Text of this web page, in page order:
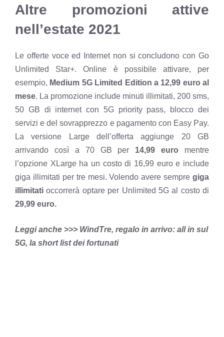
Altre promozioni attive
nell’estate 2021
Le offerte voce ed Internet non si concludono con Go
Unlimited Star+. Online è possibile attivare, per
esempio, Medium 5G Limited Edition a 12,99 euro al
mese. La promozione include minuti illimitati, 200 sms,
50 GB di internet con 5G priority pass, blocco dei
servizi e del sovrapprezzo e pagamento con Easy Pay.
La versione Large dell’offerta aggiunge 20 GB
arrivando così a 70 GB per 14,99 euro mentre
l’opzione XLarge ha un costo di 16,99 euro e include
giga illimitati per tre mesi. Volendo avere sempre giga
illimitati occorrerà optare per Unlimited 5G al costo di
29,99 euro.
Leggi anche >>> WindTre, regalo in arrivo: all in sul
5G, la short list dei fortunati